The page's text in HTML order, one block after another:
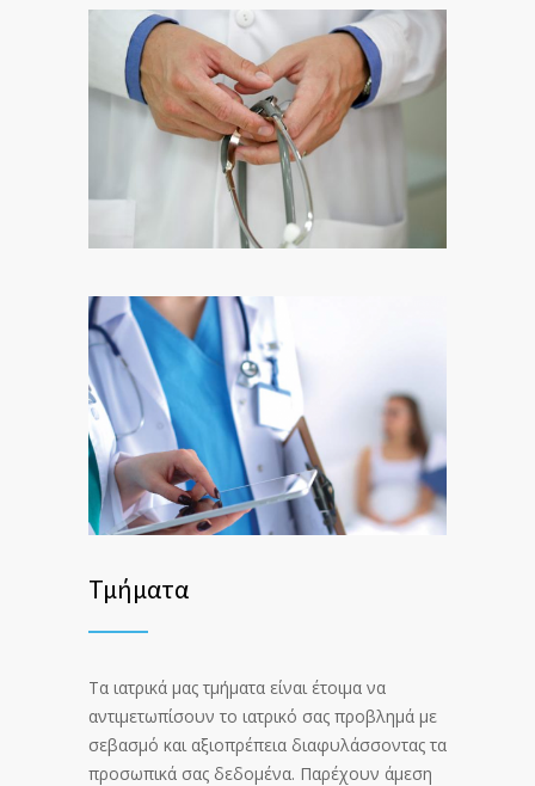
Τμήματα
Τα ιατρικά μας τμήματα είναι έτοιμα να
αντιμετωπίσουν το ιατρικό σας προβλημά με
σεβασμό και αξιοπρέπεια διαφυλάσσοντας τα
προσωπικά σας δεδομένα. Παρέχουν άμεση